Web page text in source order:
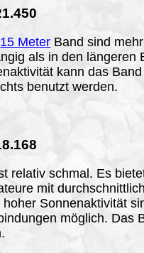
15 Meter Band sind
als in den längeren
kann das
benutzt werden.
relativ schmal. Es
mit
Sonnenaktivität
möglich. Das